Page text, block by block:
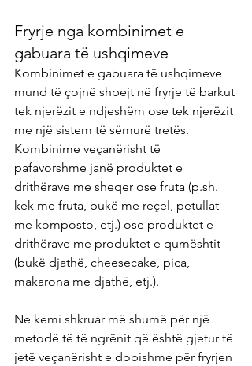
Fryrje nga kombinimet e
gabuara të ushqimeve
Kombinimet e gabuara të ushqimeve
mund të çojnë shpejt në fryrje të barkut
tek njerëzit e ndjeshëm ose tek njerëzit
me një sistem të sëmurë tretës.
Kombinime veçanërisht të
pafavorshme janë produktet e
drithërave me sheqer ose fruta (p.sh.
kek me fruta, bukë me reçel, petullat
me komposto, etj.) ose produktet e
drithërave me produktet e qumështit
(bukë djathë, cheesecake, pica,
makarona me djathë, etj.).
Ne kemi shkruar më shumë për një
metodë të të ngrënit që është gjetur të
jetë veçanërisht e dobishme për fryrjen